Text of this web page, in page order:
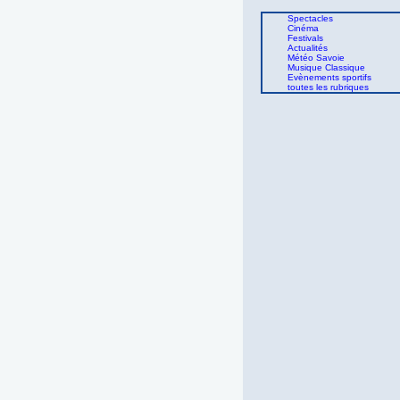
Spectacles
Cinéma
Festivals
Actualités
Météo Savoie
Musique Classique
Evènements sportifs
toutes les rubriques